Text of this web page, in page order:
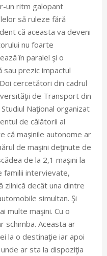
un ritm galopant
să ruleze fără
că aceasta va deveni
nu foarte
în paralel şi o
prezic impactul
cercetători din cadrul
de Transport din
Naţional organizat
de călătorii al
că maşinile autonome ar
de maşini deţinute de
de la 2,1 maşini la
familii intervievate,
zilnică decât una dintre
simultan. Şi
multe maşini. Cu o
schimba. Aceasta ar
la o destinaţie iar apoi
ar sta la dispoziţia